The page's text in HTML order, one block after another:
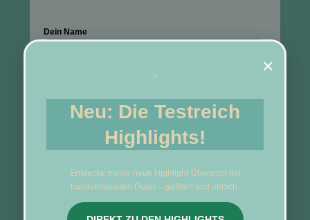
Dein Name
Deine E-Mail-Adresse
Was würdest du am liebsten testen?
×
⭐
Neu: Die Testreich
Highlights!
Entdecke meine neue Highlight-Übersicht mit
handverlesenen Deals – gefiltert und ehrlich.